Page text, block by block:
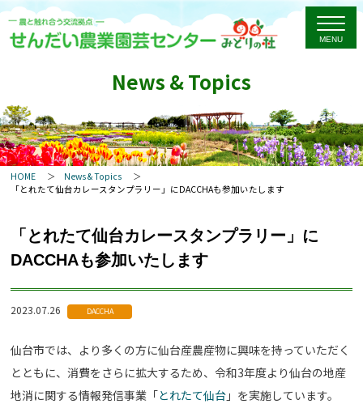
News & Topics
HOME
News & Topics
「とれたて仙台カレースタンプラリー」にDACCHAも参加いたします
「とれたて仙台カレースタンプラリー」に
DACCHAも参加いたします
2023.07.26 DACCHA
仙台市では、より多くの方に仙台産農産物に興味を持っていただく
とともに、消費をさらに拡大するため、令和3年度より仙台の地産
地消に関する情報発信事業「とれたて仙台 」を実施しています。